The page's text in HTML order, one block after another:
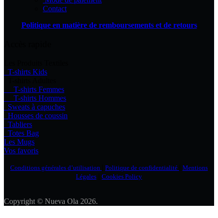
Contact
Politique en matière de remboursements et de retours
T-shirts Kids
T-shirts Femmes
T-shirts Hommes
Sweats à capuches
Housses de coussin
Tabliers
Totes Bag
Les Mugs
Vos favoris
Conditions générales d’utilisation Politique de confidentialité
Mentions
Légales
Cookies Policy
Copyright © Nueva Ola 2026.